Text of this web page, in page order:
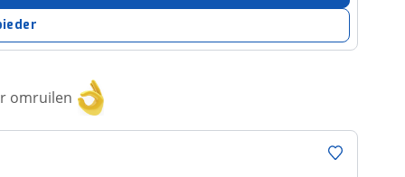
omruilen